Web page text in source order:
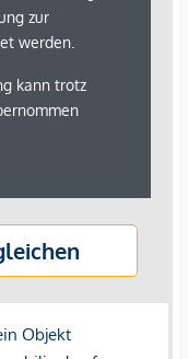
Credit Broker
einem externen
aus dem
sind ausschließlich